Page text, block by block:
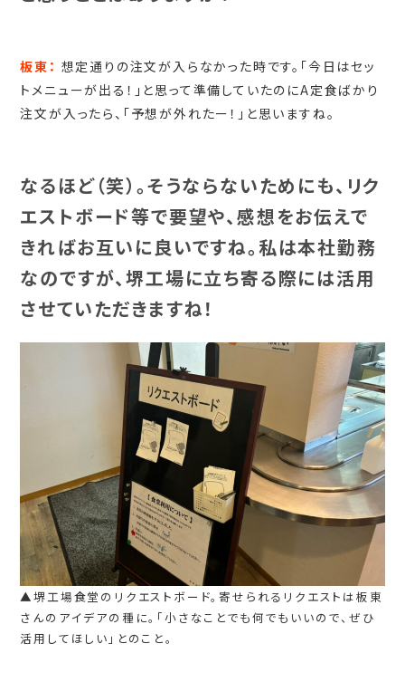
板東： 想定通りの注文が入らなかった時です。「今日はセッ
トメニューが出る！」と思って準備していたのにA定食ばかり
注文が入ったら、「予想が外れたー！」と思いますね。
なるほど（笑）。そうならないためにも、リク
エストボード等で要望や、感想をお伝えで
きればお互いに良いですね。私は本社勤務
なのですが、堺工場に立ち寄る際には活用
させていただきますね！
▲堺工場食堂のリクエストボード。寄せられるリクエストは板東
さんのアイデアの種に。「小さなことでも何でもいいので、ぜひ
活用してほしい」とのこと。